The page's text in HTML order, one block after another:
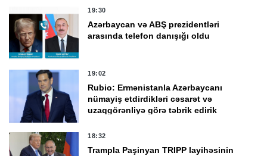
19:30
Azərbaycan və ABŞ prezidentləri
arasında telefon danışığı oldu
19:02
Rubio: Ermənistanla Azərbaycanı
nümayiş etdirdikləri cəsarət və
uzaqgörənliyə görə təbrik edirik
18:32
Trampla Paşinyan TRIPP layihəsinin